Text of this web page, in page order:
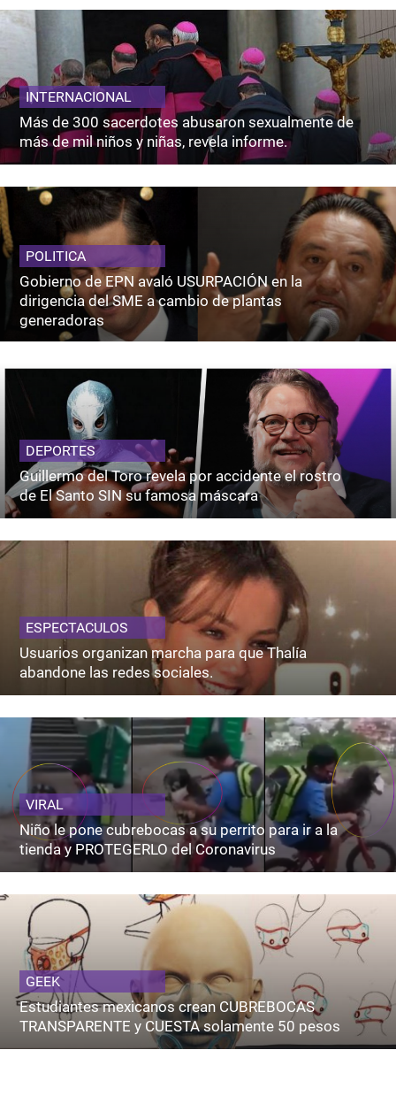
INTERNACIONAL
Más de 300 sacerdotes abusaron sexualmente de
más de mil niños y niñas, revela informe.
POLITICA
Gobierno de EPN avaló USURPACIÓN en la
dirigencia del SME a cambio de plantas
generadoras
DEPORTES
Guillermo del Toro revela por accidente el rostro
de El Santo SIN su famosa máscara
ESPECTACULOS
Usuarios organizan marcha para que Thalía
abandone las redes sociales.
VIRAL
Niño le pone cubrebocas a su perrito para ir a la
tienda y PROTEGERLO del Coronavirus
GEEK
Estudiantes mexicanos crean CUBREBOCAS
TRANSPARENTE y CUESTA solamente 50 pesos